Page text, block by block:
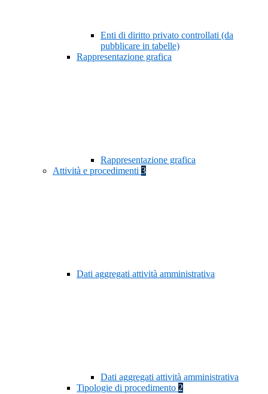
Enti di diritto privato controllati (da
pubblicare in tabelle)
Rappresentazione grafica
Rappresentazione grafica
Attività e procedimenti 3
Dati aggregati attività amministrativa
Dati aggregati attività amministrativa
Tipologie di procedimento 2